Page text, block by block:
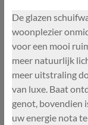
De glazen
woonplezier
voor een mooi
meer natuurlijk
meer uitstraling
van luxe. Baat
genot, bovendien
uw energie nota